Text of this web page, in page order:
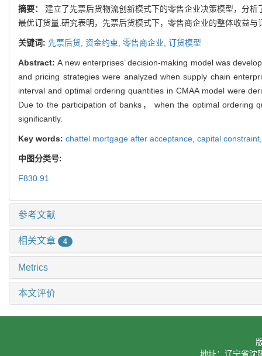
摘要： 建立了先票后货物流创新模式下的零售企业决策模型，分
最优订货量.研究表明，先票后货模式下，零售商企业的整体收益
关键词: 先票后货, 资金约束, 零售商企业, 订货模型
Abstract:A new enterprises’ decision-making model was
and pricing strategies were analyzed when supply chain
interval and optimal ordering quantities in CMAA model were
Due to the participation of banks， when the optimal ordering
significantly.
Key words: chattel mortgage after acceptance, capital
中图分类号:
F830.91
参考文献
相关文章 4
Metrics
本文评价
地址：辽宁省沈